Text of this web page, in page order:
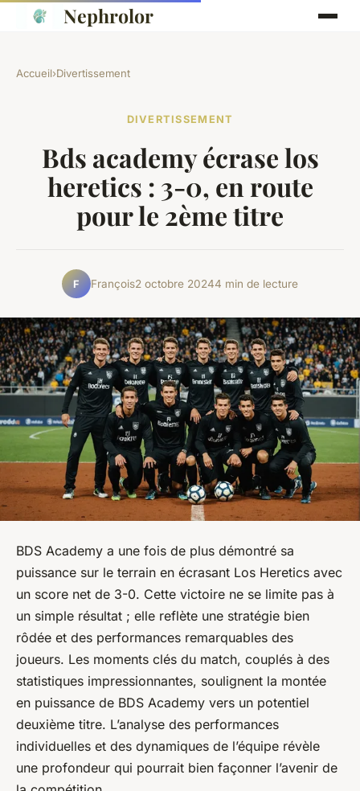
Nephrolor
Accueil›Divertissement
DIVERTISSEMENT
Bds academy écrase los
heretics : 3-0, en route
pour le 2ème titre
F François2 octobre 20244 min de lecture
BDS Academy a une fois de plus démontré sa
puissance sur le terrain en écrasant Los Heretics avec
un score net de 3-0. Cette victoire ne se limite pas à
un simple résultat ; elle reflète une stratégie bien
rôdée et des performances remarquables des
joueurs. Les moments clés du match, couplés à des
statistiques impressionnantes, soulignent la montée
en puissance de BDS Academy vers un potentiel
deuxième titre. L’analyse des performances
individuelles et des dynamiques de l’équipe révèle
une profondeur qui pourrait bien façonner l’avenir de